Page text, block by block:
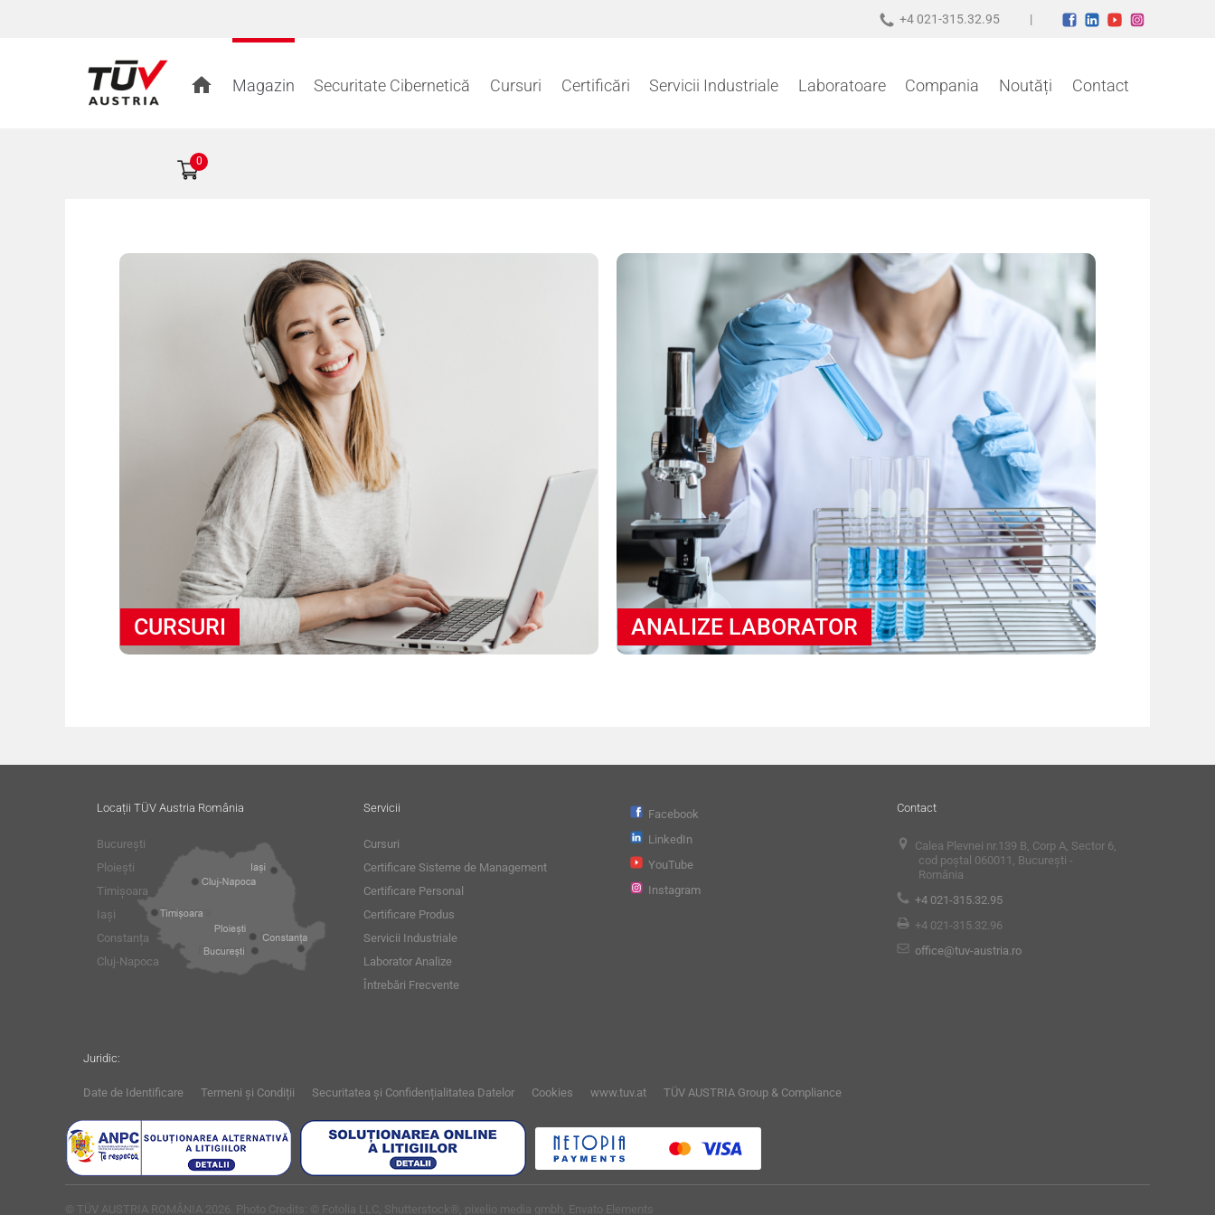
+4 021-315.32.95
Magazin Securitate Cibernetică Cursuri Certificări Servicii Industriale Laboratoare Compania Noutăți Contact
0
CURSURI ANALIZE LABORATOR
Locații TÜV Austria România
București
Ploiești
Timișoara
Iași
Constanța
Cluj-Napoca
Servicii
Cursuri
Certificare Sisteme de Management
Certificare Personal
Certificare Produs
Servicii Industriale
Laborator Analize
Întrebări Frecvente
Facebook
LinkedIn
YouTube
Instagram
Contact
Calea Plevnei nr.139 B, Corp A, Sector 6,
cod poștal 060011, București -
România
+4 021-315.32.95
+4 021-315.32.96
office@tuv-austria.ro
Juridic:
Date de Identificare Termeni și Condiții Securitatea și Confidențialitatea Datelor Cookies www.tuv.at TÜV AUSTRIA Group & Compliance
© TÜV AUSTRIA ROMÂNIA 2026. Photo Credits: © Fotolia LLC, Shutterstock®, pixelio media gmbh, Envato Elements